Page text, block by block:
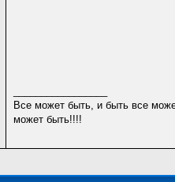
Все может быть, и быть все
может быть!!!!